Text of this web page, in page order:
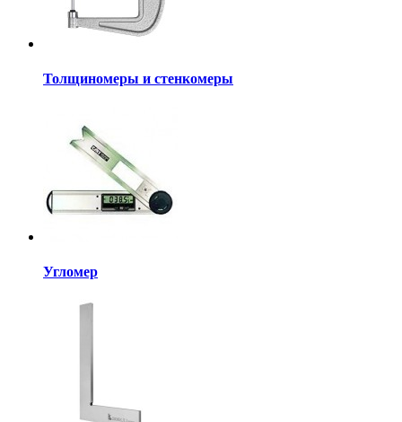
Толщиномеры и стенкомеры
Угломер